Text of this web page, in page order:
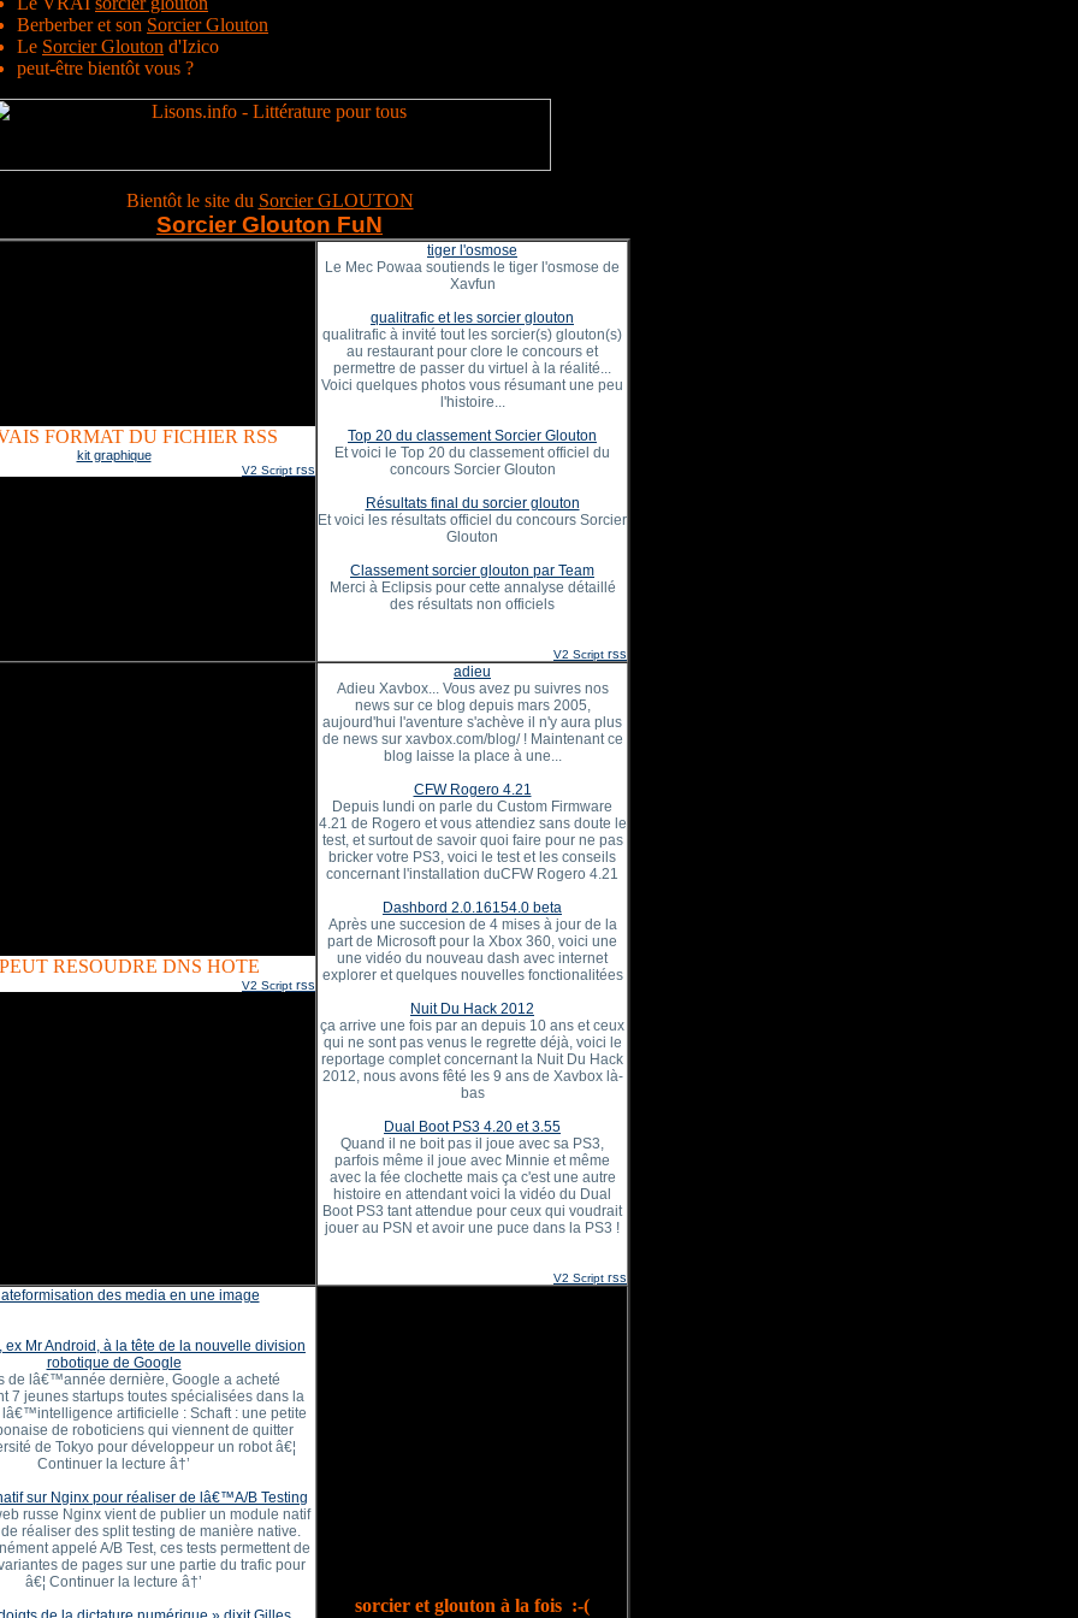
Berberber et son Sorcier Glouton
Le Sorcier Glouton d'Izico
peut-être bientôt vous ?
Bientôt le site du Sorcier GLOUTON
Sorcier Glouton FuN
FORMAT DU FICHIER RSS
kit graphique
V2 Script rss
tiger l'osmose
Le Mec Powaa soutiends le tiger l'osmose de
Xavfun
qualitrafic et les sorcier glouton
qualitrafic à invité tout les sorcier(s) glouton(s)
au restaurant pour clore le concours et
permettre de passer du virtuel à la réalité...
Voici quelques photos vous résumant une peu
l'histoire...
Top 20 du classement Sorcier Glouton
Et voici le Top 20 du classement officiel du
concours Sorcier Glouton
Résultats final du sorcier glouton
Et voici les résultats officiel du concours Sorcier
Glouton
Classement sorcier glouton par Team
Merci à Eclipsis pour cette annalyse détaillé
des résultats non officiels
V2 Script rss
RESOUDRE DNS HOTE
V2 Script rss
adieu
Adieu Xavbox... Vous avez pu suivres nos
news sur ce blog depuis mars 2005,
aujourd'hui l'aventure s'achève il n'y aura plus
de news sur xavbox.com/blog/ ! Maintenant ce
blog laisse la place à une...
CFW Rogero 4.21
Depuis lundi on parle du Custom Firmware
4.21 de Rogero et vous attendiez sans doute le
test, et surtout de savoir quoi faire pour ne pas
bricker votre PS3, voici le test et les conseils
concernant l'installation duCFW Rogero 4.21
Dashbord 2.0.16154.0 beta
Après une succesion de 4 mises à jour de la
part de Microsoft pour la Xbox 360, voici une
une vidéo du nouveau dash avec internet
explorer et quelques nouvelles fonctionalitées
Nuit Du Hack 2012
ça arrive une fois par an depuis 10 ans et ceux
qui ne sont pas venus le regrette déjà, voici le
reportage complet concernant la Nuit Du Hack
2012, nous avons fêté les 9 ans de Xavbox là-
bas
Dual Boot PS3 4.20 et 3.55
Quand il ne boit pas il joue avec sa PS3,
parfois même il joue avec Minnie et même
avec la fée clochette mais ça c'est une autre
histoire en attendant voici la vidéo du Dual
Boot PS3 tant attendue pour ceux qui voudrait
jouer au PSN et avoir une puce dans la PS3 !
V2 Script rss
des media en une image
ex Mr Android, à la tête de la nouvelle division
robotique de Google
de lâ€™année dernière, Google a acheté
7 jeunes startups toutes spécialisées dans la
artificielle : Schaft : une petite
de roboticiens qui viennent de quitter
de Tokyo pour développeur un robot â€¦
Continuer la lecture â†’
sur Nginx pour réaliser de lâ€™A/B Testing
russe Nginx vient de publier un module natif
réaliser des split testing de manière native.
appelé A/B Test, ces tests permettent de
de pages sur une partie du trafic pour
â€¦ Continuer la lecture â†’
sorcier et glouton à la fois :-(